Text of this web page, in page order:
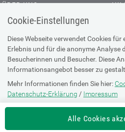
Cookie-Einstellungen
Diese Webseite verwendet Cookies für
Erlebnis und für die anonyme Analyse
Besucherinnen und Besucher. Diese
Informationsangebot besser zu
Mehr Informationen finden Sie hier:
Datenschutz-Erklärung / Impressum
Die Einstellung können Sie jederzeit
Alle Cookies
ÜBER UNS
Kontakt
Offene Stellen
Presse
DATENSCHUTZ
Cookie-Erklärung
Datenschutz-Erklärung